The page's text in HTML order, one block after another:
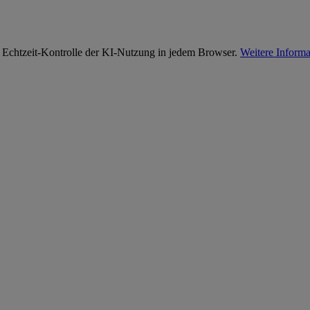
Kontrolle der KI-Nutzung in jedem Browser. Weitere